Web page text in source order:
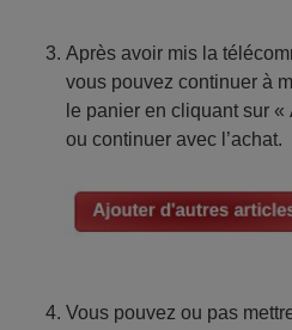
Après avoir mis la
vous pouvez continuer à
le panier en cliquant sur «
ou continuer avec l’achat.
Vous pouvez ou pas